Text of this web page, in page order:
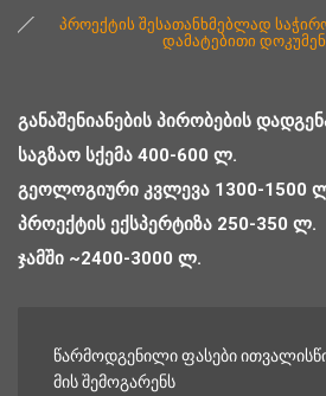
პროექტის შესათანხმებლად
დამატებითი
ᲒᲐᲜᲐᲨᲔᲜᲘᲐᲜᲔᲑᲘᲡ ᲞᲘᲠᲝᲑᲔᲑᲘᲡ
ᲡᲐᲒᲖᲐᲝ ᲡᲥᲔᲛᲐ 400-600 Ლ.
ᲒᲔᲝᲚᲝᲒᲘᲣᲠᲘ ᲙᲕᲚᲔᲕᲐ 1300-1500
ᲞᲠᲝᲔᲥᲢᲘᲡ ᲔᲥᲡᲞᲔᲠᲢᲘᲖᲐ 250-350 Ლ.
ᲯᲐᲛᲨᲘ ~2400-3000 Ლ.
ᲬᲐᲠᲛᲝᲓᲒᲔᲜᲘᲚᲘ ᲤᲐᲡᲔᲑᲘ
ᲛᲘᲡ ᲨᲔᲛᲝᲒᲐᲠᲔᲜᲡ